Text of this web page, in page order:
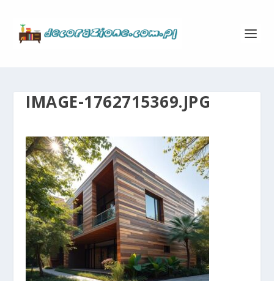
IMAGE-1762715369.JPG